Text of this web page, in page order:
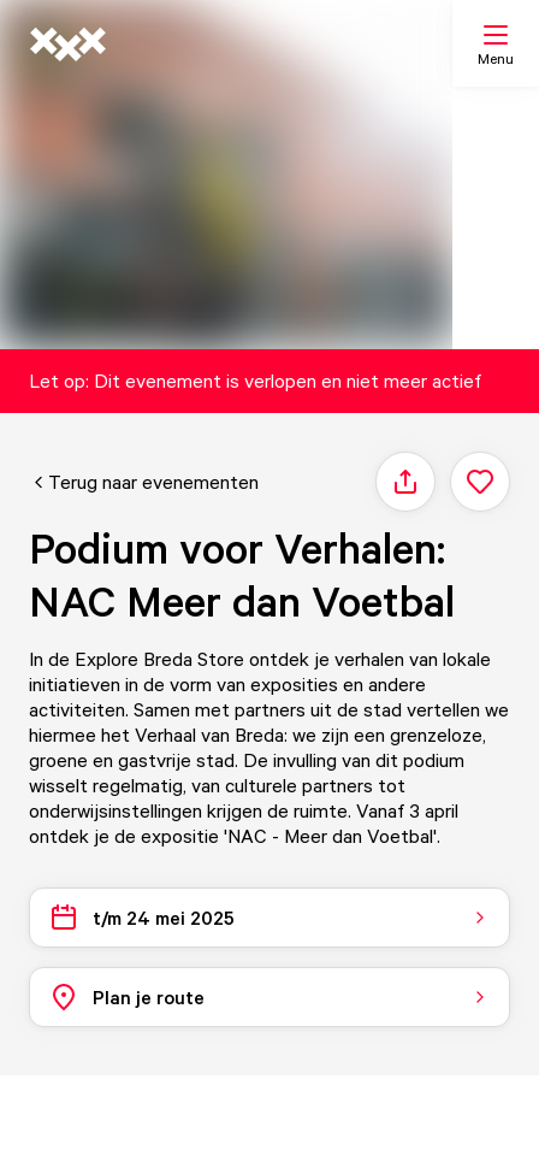
Menu
Let op: Dit evenement is verlopen en niet meer actief
Terug naar evenementen Delen
Podium voor Verhalen:
NAC Meer dan Voetbal
In de Explore Breda Store ontdek je verhalen van lokale
initiatieven in de vorm van exposities en andere
activiteiten. Samen met partners uit de stad vertellen we
hiermee het Verhaal van Breda: we zijn een grenzeloze,
groene en gastvrije stad. De invulling van dit podium
wisselt regelmatig, van culturele partners tot
onderwijsinstellingen krijgen de ruimte. Vanaf 3 april
ontdek je de expositie 'NAC - Meer dan Voetbal'.
t/m 24 mei 2025
Plan je route